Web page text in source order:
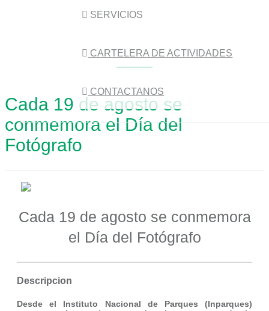
SERVICIOS
CARTELERA DE ACTIVIDADES
CONTACTANOS
Cada 19 de agosto se
conmemora el Día del
Fotógrafo
Cada 19 de agosto se conmemora
el Día del Fotógrafo
Descripcion
Desde el Instituto Nacional de Parques (Inparques)